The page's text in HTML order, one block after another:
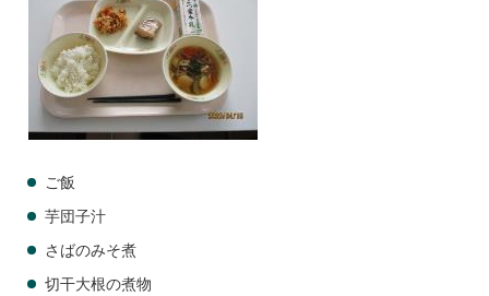
ご飯
芋団子汁
さばのみそ煮
切干大根の煮物